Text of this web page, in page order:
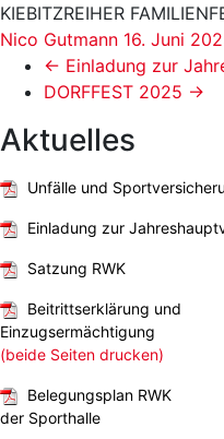
KIEBITZREIHER
Nico Gutmann 16. Juni
← Einladung zur
DORFFEST 2025 →
Aktuelles
Unfälle und
Einladung zur
Satzung RWK
Beitrittserklärung und
Einzugsermächtigung
(beide Seiten drucken)
Belegungsplan RWK
der Sporthalle